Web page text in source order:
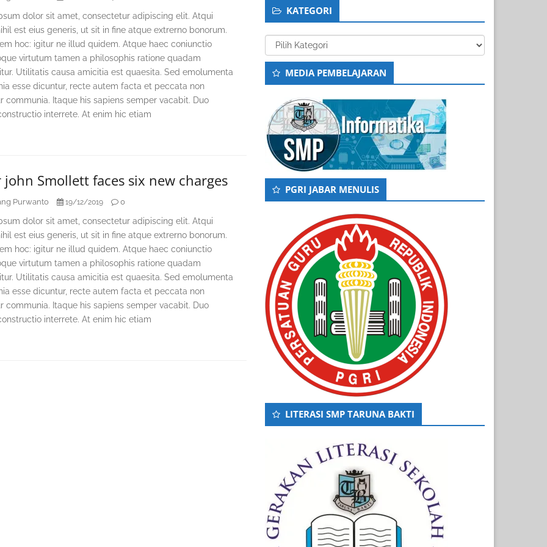
dolor sit amet, consectetur adipiscing elit. Atqui
est eius generis, ut sit in fine atque extrerno bonorum.
hoc: igitur ne illud quidem. Atque haec coniunctio
virtutum tamen a philosophis ratione quadam
Utilitatis causa amicitia est quaesita. Sed emolumenta
esse dicuntur, recte autem facta et peccata non
communia. Itaque his sapiens semper vacabit. Duo
interrete. At enim hic etiam
john Smollett faces six new charges
Purwanto 19/12/2019 0
dolor sit amet, consectetur adipiscing elit. Atqui
est eius generis, ut sit in fine atque extrerno bonorum.
hoc: igitur ne illud quidem. Atque haec coniunctio
virtutum tamen a philosophis ratione quadam
Utilitatis causa amicitia est quaesita. Sed emolumenta
esse dicuntur, recte autem facta et peccata non
communia. Itaque his sapiens semper vacabit. Duo
interrete. At enim hic etiam
KATEGORI
Kategori
MEDIA PEMBELAJARAN
PGRI JABAR MENULIS
LITERASI SMP TARUNA BAKTI